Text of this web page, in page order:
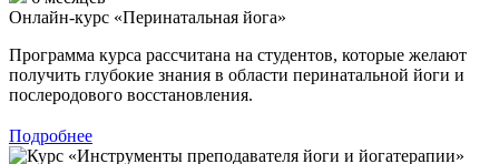
Онлайн-курс «Перинатальная йога»
Программа курса рассчитана на студентов, которые желают
получить глубокие знания в области перинатальной йоги и
послеродового восстановления.
Подробнее